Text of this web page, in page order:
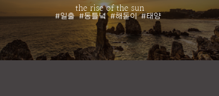
the rise of the sun
#일출 #동틀녘 #해돋이 #태양